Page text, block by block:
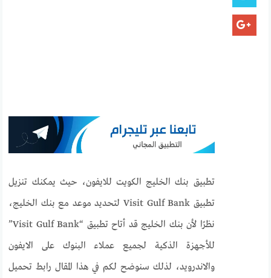
تطبيق بنك الخليج الكويت للايفون، حيث يمكنك تنزيل
تطبيق Visit Gulf Bank لتحديد موعد مع بنك الخليج،
نظرًا لأن بنك الخليج قد أتاح تطبيق “Visit Gulf Bank”
للأجهزة الذكية لجميع عملاء البنوك على الايفون
والاندرويد، لذلك سنوضح لكم في هذا المقال رابط تحميل